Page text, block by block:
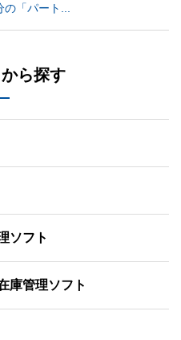
「パート...
ら探す
ソフト
庫管理ソフト